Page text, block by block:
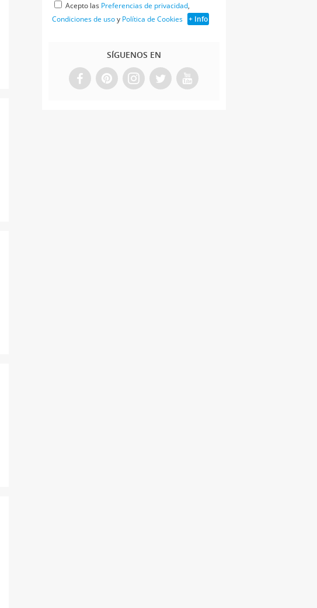
Acepto las Preferencias de privacidad,
Condiciones de usoy Política de Cookies + Info
SÍGUENOS EN